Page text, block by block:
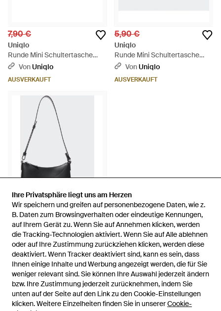
Ihre Privatsphäre liegt uns am Herzen
Wir speichern und greifen auf personenbezogene Daten, wie z.
B. Daten zum Browsingverhalten oder eindeutige Kennungen,
auf Ihrem Gerät zu. Wenn Sie auf Annehmen klicken, werden
die Tracking-Technologien aktiviert. Wenn Sie auf Alle ablehnen
oder auf Ihre Zustimmung zurückziehen klicken, werden diese
deaktiviert. Wenn Tracker deaktiviert sind, kann es sein, dass
Ihnen einige Inhalte und Werbung angezeigt werden, die für Sie
weniger relevant sind. Sie können Ihre Auswahl jederzeit ändern
bzw. Ihre Zustimmung jederzeit zurücknehmen, indem Sie
unten auf der Seite auf den Link zu den Cookie-Einstellungen
klicken. Weitere Einzelheiten finden Sie in unsererCookie-
Ihre Privatsphäre liegt uns am Herzen
Wir speichern und greifen auf personenbezogene Daten, wie z.
B. Daten zum Browsingverhalten oder eindeutige Kennungen,
auf Ihrem Gerät zu. Wenn Sie auf Annehmen klicken, werden
die Tracking-Technologien aktiviert. Wenn Sie auf Alle ablehnen
oder auf Ihre Zustimmung zurückziehen klicken, werden diese
deaktiviert. Wenn Tracker deaktiviert sind, kann es sein, dass
Ihnen einige Inhalte und Werbung angezeigt werden, die für Sie
weniger relevant sind. Sie können Ihre Auswahl jederzeit ändern
bzw. Ihre Zustimmung jederzeit zurücknehmen, indem Sie
unten auf der Seite auf den Link zu den Cookie-Einstellungen
klicken. Weitere Einzelheiten finden Sie in unsererCookie-
7,90 €
Uniqlo
Runde Mini Schultertasche
(Gesteppt) - Grau
VonUniqlo
AUSVERKAUFT
5,90 €
Uniqlo
Runde Mini Schultertasche
(Cord) - Blau
VonUniqlo
AUSVERKAUFT
19,90 €
Uniqlo
Polyester tasche mit einem
henkel - Schwarz
VonUniqlo
AUSVERKAUFT
57 von 57 werden